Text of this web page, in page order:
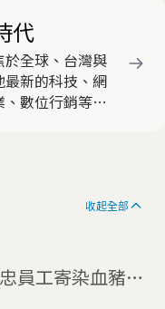
代
於全球、台灣與
最新的科技、網
數位行銷等議
收起全部
員工寄染血豬